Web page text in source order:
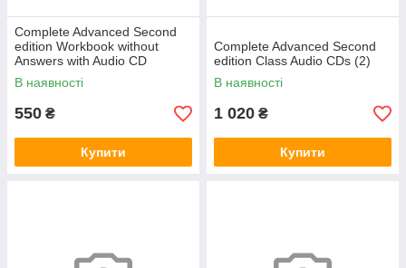
Complete Advanced Second
edition Workbook without
Answers with Audio CD
В наявності
550 ₴
Купити
Complete Advanced Second
edition Class Audio CDs (2)
В наявності
1 020 ₴
Купити